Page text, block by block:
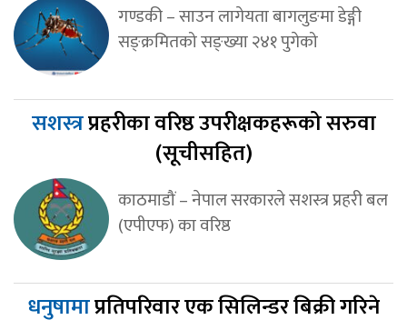
गण्डकी – साउन लागेयता बागलुङमा डेङ्गी
सङ्क्रमितको सङ्ख्या २४१ पुगेको
सशस्त्रप्रहरीका वरिष्ठ उपरीक्षकहरूको सरुवा
(सूचीसहित)
काठमाडौं – नेपाल सरकारले सशस्त्र प्रहरी बल
(एपीएफ) का वरिष्ठ
धनुषामाप्रतिपरिवार एक सिलिन्डर बिक्री गरिने